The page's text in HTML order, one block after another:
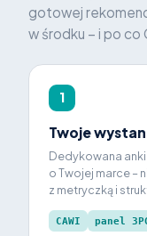
gotowej
w środku – i po co
1
Twoje
Dedykowana
o Twojej marce –
z metryczką i
CAWI panel